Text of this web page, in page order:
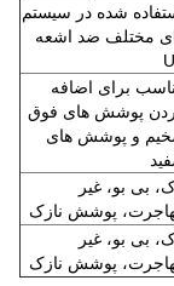
شده در سیستم
مختلف ضد اشعه
برای اضافه
پوشش های فوق
و پوشش های
بی بو، غیر
پوشش نازک
بی بو، غیر
پوشش نازک